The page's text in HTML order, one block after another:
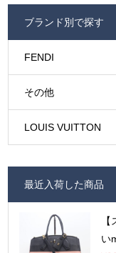
ブランド別で探す
FENDI
その他
LOUIS VUITTON
最近入荷した商品
い